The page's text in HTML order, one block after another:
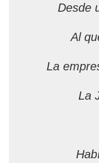
Desde
Al
La
La